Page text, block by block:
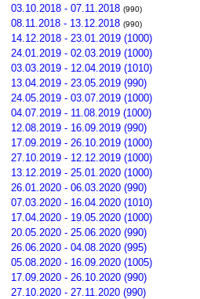
03.10.2018 - 07.11.2018 (990)
08.11.2018 - 13.12.2018 (990)
14.12.2018 - 23.01.2019 (1000)
24.01.2019 - 02.03.2019 (1000)
03.03.2019 - 12.04.2019 (1010)
13.04.2019 - 23.05.2019 (990)
24.05.2019 - 03.07.2019 (1000)
04.07.2019 - 11.08.2019 (1000)
12.08.2019 - 16.09.2019 (990)
17.09.2019 - 26.10.2019 (1000)
27.10.2019 - 12.12.2019 (1000)
13.12.2019 - 25.01.2020 (1000)
26.01.2020 - 06.03.2020 (990)
07.03.2020 - 16.04.2020 (1010)
17.04.2020 - 19.05.2020 (1000)
20.05.2020 - 25.06.2020 (990)
26.06.2020 - 04.08.2020 (995)
05.08.2020 - 16.09.2020 (1005)
17.09.2020 - 26.10.2020 (990)
27.10.2020 - 27.11.2020 (990)